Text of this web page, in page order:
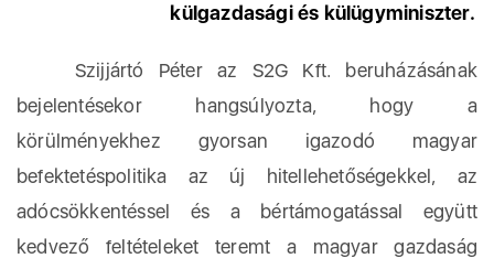
külgazdasági és külügyminiszter.
Szijjártó Péter az S2G Kft. beruházásának
bejelentésekor hangsúlyozta, hogy a
körülményekhez gyorsan igazodó magyar
befektetéspolitika az új hitellehetőségekkel, az
adócsökkentéssel és a bértámogatással együtt
kedvező feltételeket teremt a magyar gazdaság